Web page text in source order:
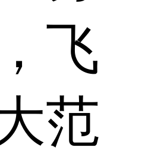
飞
范